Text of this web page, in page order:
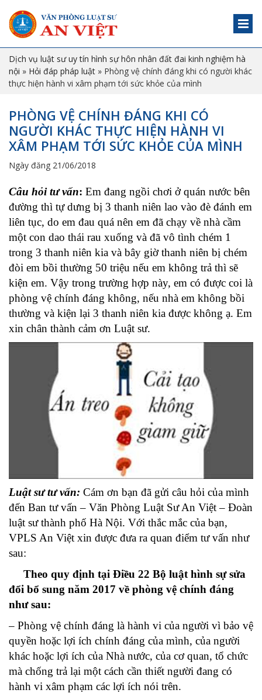
Dịch vụ luật sư uy tín hình sự hôn nhân đất đai kinh nghiệm hà
nội » Hỏi đáp pháp luật » Phòng vệ chính đáng khi có người khác
thực hiện hành vi xâm phạm tới sức khỏe của mình
PHÒNG VỆ CHÍNH ĐÁNG KHI CÓ
NGƯỜI KHÁC THỰC HIỆN HÀNH VI
XÂM PHẠM TỚI SỨC KHỎE CỦA MÌNH
Ngày đăng 21/06/2018
Câu hỏi tư vấn: Em đang ngồi chơi ở quán nước bên
đường thì tự dưng bị 3 thanh niên lao vào đè đánh em
liên tục, do em đau quá nên em đã chạy về nhà cầm
một con dao thái rau xuống và đã vô tình chém 1
trong 3 thanh niên kia và bây giờ thanh niên bị chém
đòi em bồi thường 50 triệu nếu em không trả thì sẽ
kiện em. Vậy trong trường hợp này, em có được coi là
phòng vệ chính đáng không, nếu nhà em không bồi
thường và kiện lại 3 thanh niên kia được không ạ. Em
xin chân thành cảm ơn Luật sư.
Luật sư tư vấn: Cám ơn bạn đã gửi câu hỏi của mình
đến Ban tư vấn – Văn Phòng Luật Sư An Việt – Đoàn
luật sư thành phố Hà Nội. Với thắc mắc của bạn,
VPLS An Việt xin được đưa ra quan điểm tư vấn như
sau:
Theo quy định tại Điều 22 Bộ luật hình sự sửa
đổi bổ sung năm 2017 về phòng vệ chính đáng
như sau:
– Phòng vệ chính đáng là hành vi của người vì bảo vệ
quyền hoặc lợi ích chính đáng của mình, của người
khác hoặc lợi ích của Nhà nước, của cơ quan, tổ chức
mà chống trả lại một cách cần thiết người đang có
hành vi xâm phạm các lợi ích nói trên.